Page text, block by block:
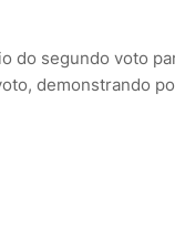
do segundo voto
demonstrando